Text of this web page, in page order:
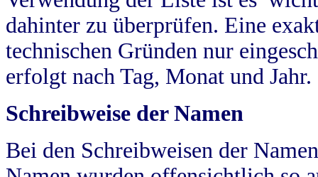
dahinter zu überprüfen. Eine
technischen Gründen nur
erfolgt nach Tag, Monat und Jahr.
Schreibweise der Namen
Bei den Schreibweisen der